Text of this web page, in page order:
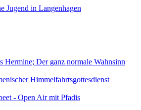
Jugend in Langenhagen
Hermine; Der ganz normale Wahnsinn
Himmelfahrtsgottesdienst
- Open Air mit Pfadis